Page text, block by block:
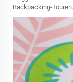
Backpacking-Touren.